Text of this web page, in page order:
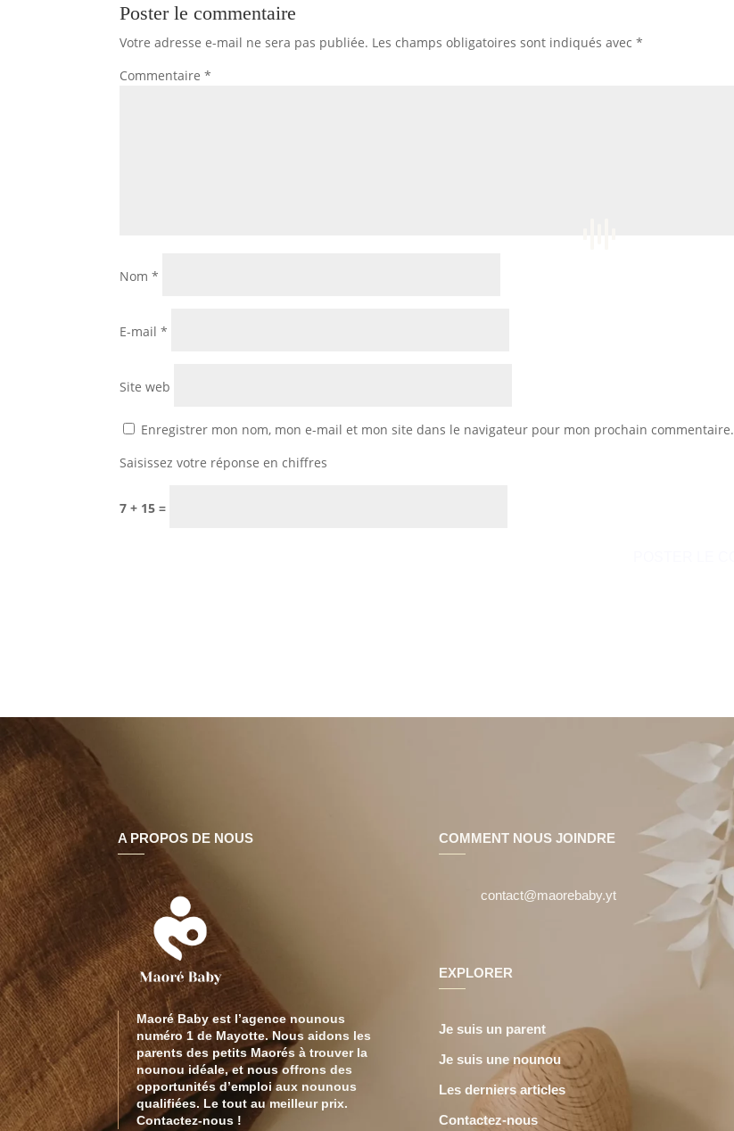
Poster le commentaire
Votre adresse e-mail ne sera pas publiée. Les champs obligatoires sont indiqués avec*
Commentaire*
Nom*
E-mail*
Site web
Enregistrer mon nom, mon e-mail et mon site dans le navigateur pour mon prochain commentaire.
Saisissez votre réponse en chiffres
7 + 15 =
A PROPOS DE NOUS
Maoré Baby est l’agence nounous
numéro 1 de Mayotte. Nous aidons les
parents des petits Maorés à trouver la
nounou idéale, et nous offrons des
opportunités d’emploi aux nounous
qualifiées. Le tout au meilleur prix.
Contactez-nous !
COMMENT NOUS JOINDRE
contact@maorebaby.yt
EXPLORER
Je suis un parent
Je suis une nounou
Les derniers articles
Contactez-nous